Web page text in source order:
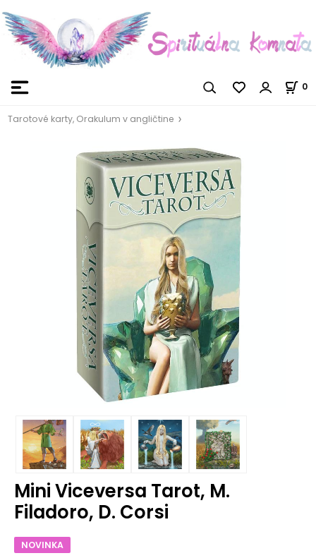
0
Tarotové karty, Orakulum v angličtine
Mini Viceversa Tarot, M.
Filadoro, D. Corsi
NOVINKA